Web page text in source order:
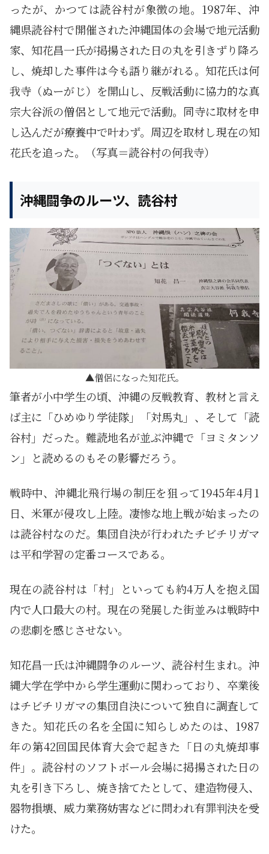
ったが、かつては読谷村が象徴の地。1987年、沖
縄県読谷村で開催された沖縄国体の会場で地元活動
家、知花昌一氏が掲揚された日の丸を引きずり降ろ
し、焼却した事件は今も語り継がれる。知花氏は何
我寺（ぬーがじ）を開山し、反戦活動に協力的な真
宗大谷派の僧侶として地元で活動。同寺に取材を申
し込んだが療養中で叶わず。周辺を取材し現在の知
花氏を追った。（写真＝読谷村の何我寺）
沖縄闘争のルーツ、読谷村
僧侶になった知花氏。
筆者が小中学生の頃、沖縄の反戦教育、教材と言え
ば主に「ひめゆり学徒隊」「対馬丸」、そして「読
谷村」だった。難読地名が並ぶ沖縄で「ヨミタンソ
ン」と読めるのもその影響だろう。
戦時中、沖縄北飛行場の制圧を狙って1945年4月1
日、米軍が侵攻し上陸。凄惨な地上戦が始まったの
は読谷村なのだ。集団自決が行われたチビチリガマ
は平和学習の定番コースである。
現在の読谷村は「村」といっても約4万人を抱え国
内で人口最大の村。現在の発展した街並みは戦時中
の悲劇を感じさせない。
知花昌一氏は沖縄闘争のルーツ、読谷村生まれ。沖
縄大学在学中から学生運動に関わっており、卒業後
はチビチリガマの集団自決について独自に調査して
きた。知花氏の名を全国に知らしめたのは、1987
年の第42回国民体育大会で起きた「日の丸焼却事
件」。読谷村のソフトボール会場に掲揚された日の
丸を引き下ろし、焼き捨てたとして、建造物侵入、
器物損壊、威力業務妨害などに問われ有罪判決を受
けた。